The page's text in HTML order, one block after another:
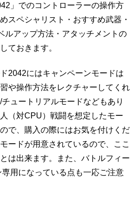
」でのコントローラーの操作方
スペシャリスト・おすすめ武器・
ルアップ方法・アタッチメントの
ておきます。
2042にはキャンペーンモードは
や操作方法をレクチャーしてくれ
ュートリアルモードなどもあり
（対CPU）戦闘を想定したモー
で、購入の際にはお気を付けくだ
ードが用意されているので、ここ
は出来ます。また、バトルフィー
用になっている点も一応ご注意